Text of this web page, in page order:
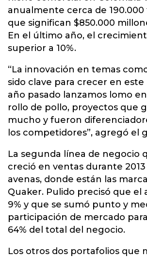
anualmente cerca de 190.000
que significan $850.000
En el último año, el
superior a 10%.
“La innovación en temas
sido clave para crecer en este
año pasado lanzamos lomo
rollo de pollo, proyectos que
mucho y fueron
los competidores”, agregó el
La segunda línea de negocio
creció en ventas durante
avenas, donde están las
Quaker. Pulido precisó que el
9% y que se sumó punto y
participación de mercado
64% del total del negocio.
Los otros dos portafolios que